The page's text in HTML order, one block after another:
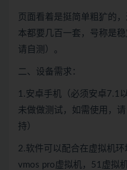
页面看着是挺简单粗犷的
本都要几百一套，号称是
请自测）。
二、设备需求：
1.安卓手机（必须安卓7.1
未做做测试，如需使用，
持）
2.软件可以配合在虚拟机
vmos pro虚拟机，51虚拟机